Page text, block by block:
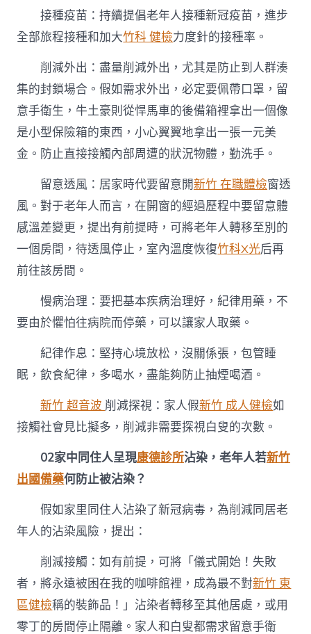
身
材
不
什
么
時
辰
需
求
往
病
院？〉
中
接種疫苗：持續提倡老年人接種新冠疫苗，進步
全部旅程接種和加大竹科 健檢力度針的接種率。
削減外出：盡量削減外出，尤其是防止到人群湊
集的封鎖場合。假如需求外出，必定要佩帶口罩，留
意手衛生，牛土豪則從悍馬車的後備箱裡拿出一個像
是小型保險箱的東西，小心翼翼地拿出一張一元美
金。防止直接接觸內部周遭的狀況物體，勤洗手。
留意透風：居家時代要留意開新竹 在職體檢窗透
風。對于老年人而言，在開窗的經過歷程中要留意體
感溫差變更，提出有前提時，可將老年人轉移至別的
一個房間，待透風停止，室內溫度恢復竹科X光后再
前往該房間。
慢病治理：要把基本疾病治理好，紀律用藥，不
要由於懼怕往病院而停藥，可以讓家人取藥。
紀律作息：堅持心境放松，沒關係張，包管睡
眠，飲食紀律，多喝水，盡能夠防止抽煙喝酒。
新竹 超音波 削減探視：家人假新竹 成人健檢如
接觸社會見比擬多，削減非需要探視白叟的次數。
02家中同住人呈現康德診所沾染，老年人若新竹
出國備藥何防止被沾染？
假如家里同住人沾染了新冠病毒，為削減同居老
年人的沾染風險，提出：
削減接觸：如有前提，可將「儀式開始！失敗
者，將永遠被困在我的咖啡館裡，成為最不對新竹 東
區健檢稱的裝飾品！」沾染者轉移至其他居處，或用
零丁的房間停止隔離。家人和白叟都需求留意手衛